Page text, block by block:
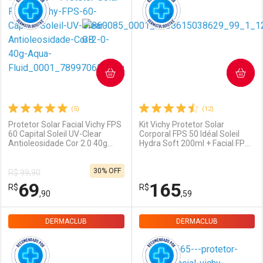
Dermaclub
Ativar Desconto
Comprar sem Desconto
Por R$ 65,79/cada
Por Menos
Comprar sem Desconto
Por R$ 65,79/cada
Dermaclub
Ativar Desconto
Por R$ 54,95/cada
Por Menos
Por R$ 54,95/cada
(5)
Protetor Solar Facial Vichy FPS
60 Capital Soleil UV-Clear
Antioleosidade Cor 2.0 40g
R$ 99,90
R$69,90
30% OFF
COMPRAR
Dermaclub
Por Menos
(12)
Kit Vichy Protetor Solar
Corporal FPS 50 Idéal Soleil
Hydra Soft 200ml + Facial FPS
R$165,59
COMPRAR
Dermaclub
Por Menos
DERMACLUB DERMACLUB